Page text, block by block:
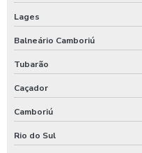
Lages
Balneário Camboriú
Tubarão
Caçador
Camboriú
Rio do Sul